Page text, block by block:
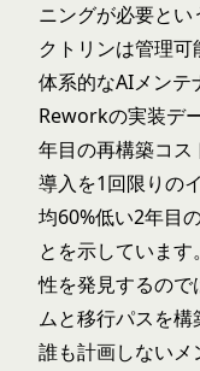
ニングが必要と
クトリンは管理
体系的なAIメンテ
Reworkの実装デ
年目の再構築コス
導入を1回限りの
均60%低い2年目
とを示していま
性を発見するの
ムと移行パスを構
誰も計画しないメ